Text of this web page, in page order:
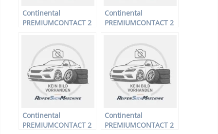
Continental
PREMIUMCONTACT 2
R16 93H –
Sommerreifen
Continental
PREMIUMCONTACT 2
R14 79H –
Sommerreifen
Continental
PREMIUMCONTACT 2
Continental
PREMIUMCONTACT 2